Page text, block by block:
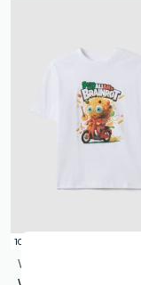
100% Baumwolle
WARNER BROS